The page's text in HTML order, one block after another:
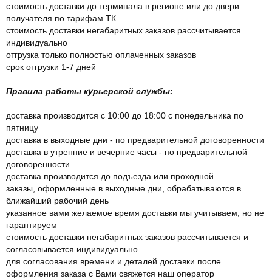
стоимость доставки до терминала в регионе или до двери
получателя по тарифам ТК
стоимость доставки негабаритных заказов рассчитывается
индивидуально
отгрузка только полностью оплаченных заказов
срок отгрузки 1-7 дней
Правила работы курьерской службы:
доставка производится с 10:00 до 18:00 с понедельника по
пятницу
доставка в выходные дни - по предварительной договоренности
доставка в утренние и вечерние часы - по предварительной
договоренности
доставка производится до подъезда или проходной
заказы, оформленные в выходные дни, обрабатываются в
ближайший рабочий день
указанное вами желаемое время доставки мы учитываем, но не
гарантируем
стоимость доставки негабаритных заказов рассчитывается и
согласовывается индивидуально
для согласования времени и деталей доставки после
оформления заказа с Вами свяжется наш оператор